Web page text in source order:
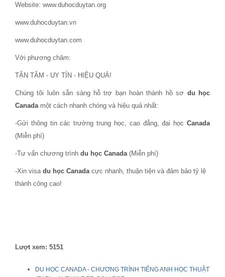
Website: www.duhocduytan.org
www.duhocduytan.vn
www.duhocduytan.com
Với phương châm:
TẬN TÂM - UY TÍN - HIỆU QUẢ!
Chúng tôi luôn sẵn sàng hỗ trợ bạn hoàn thành hồ sơ du học
Canada một cách nhanh chóng và hiệu quả nhất:
-Gửi thông tin các trường trung học, cao đẳng, đại học Canada
(Miễn phí)
-Tư vấn chương trình du học Canada (Miễn phí)
-Xin visa du học Canada cực nhanh, thuận tiện và đảm bảo tỷ lệ
thành công cao!
Lượt xem: 5151
DU HỌC CANADA - CHƯƠNG TRÌNH TIẾNG ANH HỌC THUẬT